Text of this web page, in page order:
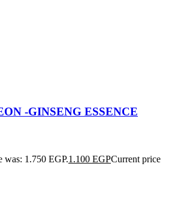
-GINSENG ESSENCE
was: 1.750 EGP.1.100 EGPCurrent price